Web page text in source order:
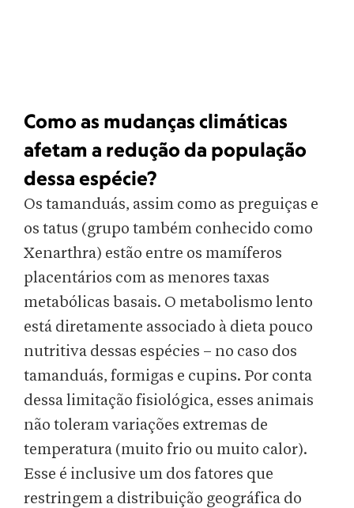
Como as mudanças climáticas
afetam a redução da população
dessa espécie?
Os tamanduás, assim como as preguiças e
os tatus (grupo também conhecido como
Xenarthra) estão entre os mamíferos
placentários com as menores taxas
metabólicas basais. O metabolismo lento
está diretamente associado à dieta pouco
nutritiva dessas espécies – no caso dos
tamanduás, formigas e cupins. Por conta
dessa limitação fisiológica, esses animais
não toleram variações extremas de
temperatura (muito frio ou muito calor).
Esse é inclusive um dos fatores que
restringem a distribuição geográfica do